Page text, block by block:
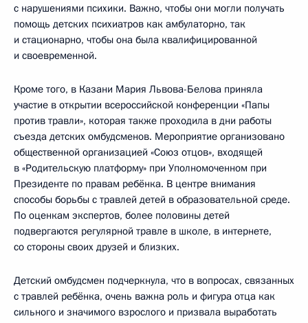
с нарушениями психики. Важно, чтобы они могли получать
помощь детских психиатров как амбулаторно, так
и стационарно, чтобы она была квалифицированной
и своевременной.
Кроме того, в Казани Мария Львова-Белова приняла
участие в открытии всероссийской конференции «Папы
против травли», которая также проходила в дни работы
съезда детских омбудсменов. Мероприятие организовано
общественной организацией «Союз отцов», входящей
в «Родительскую платформу» при Уполномоченном при
Президенте по правам ребёнка. В центре внимания
способы борьбы с травлей детей в образовательной среде.
По оценкам экспертов, более половины детей
подвергаются регулярной травле в школе, в интернете,
со стороны своих друзей и близких.
Детский омбудсмен подчеркнула, что в вопросах, связанных
с травлей ребёнка, очень важна роль и фигура отца как
сильного и значимого взрослого и призвала выработать